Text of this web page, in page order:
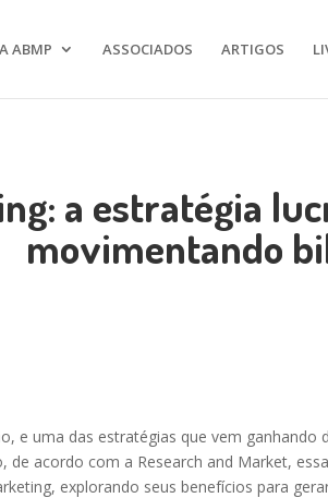
A ABMP ASSOCIADOS ARTIGOS
a estratégia
movimentando
e uma das estratégias que vem
acordo com a Research and Market,
explorando seus benefícios para